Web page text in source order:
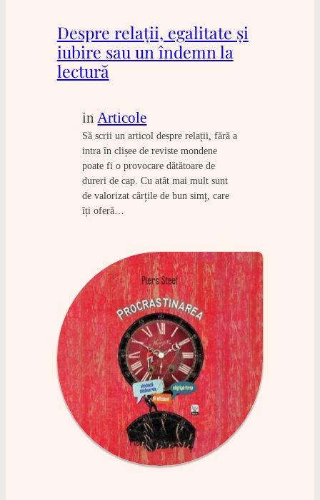
Despre relații, egalitate și
iubire sau un îndemn la
lectură
in Articole
Să scrii un articol despre relații, fără a
intra în clișee de reviste mondene
poate fi o provocare dătătoare de
dureri de cap. Cu atât mai mult sunt
de valorizat cărțile de bun simț, care
îți oferă…